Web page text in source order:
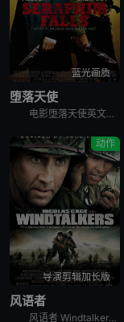
蓝光画质
堕落天使
电影堕落天使英文名Seraphim Falls，讲述的是：南北战争爆发后，尼森扮演的南方军官卡弗，带着四个跟班走上了杀人之路，皮尔斯·布鲁斯南饰演的基甸则一路逃窜。双方的战斗从内华达州的洛基雪山开
动作
导演剪辑加长版
风语者
风语者 Windtalkers是一部以二战中的太平洋战争为背景题材的影片。风中的语言，在战争中，指的是传递着无数秘密的电波。每个风语者都背负着高级军事机密。本·亚齐(亚当·比奇 Adam Beac